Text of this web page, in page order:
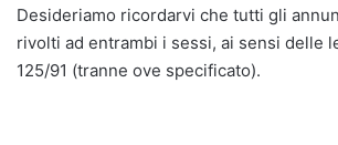
Desideriamo ricordarvi che tutti gli
rivolti ad entrambi i sessi, ai sensi delle
125/91 (tranne ove specificato).